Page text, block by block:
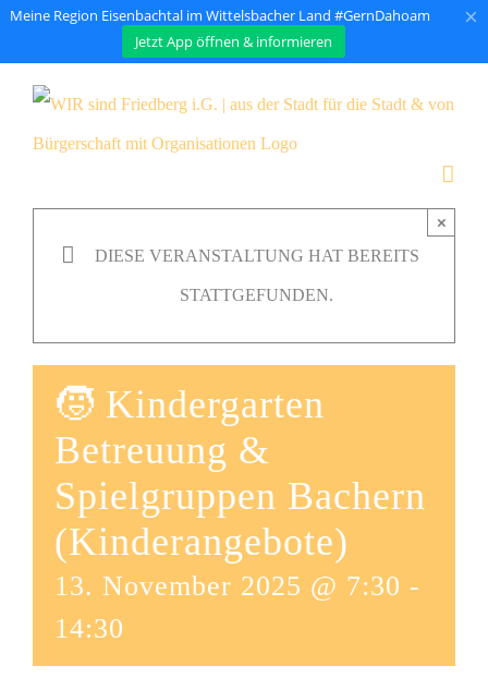
Meine Region Eisenbachtal im Wittelsbacher Land #GernDahoam
Jetzt App öffnen & informieren
×
DIESE VERANSTALTUNG HAT BEREITS
STATTGEFUNDEN.
×
🧒 Kindergarten
Betreuung &
Spielgruppen Bachern
(Kinderangebote)
13. November 2025 @ 7:30 -
14:30